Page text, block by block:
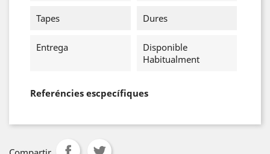
Tapes Dures
Entrega
Disponible
Habitualment
Referéncies escpecífiques